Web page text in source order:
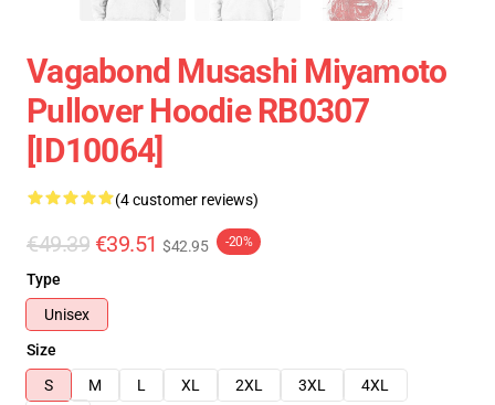
Vagabond Musashi Miyamoto
Pullover Hoodie RB0307
[ID10064]
(4 customer reviews)
€49.39 €39.51 $42.95 -20%
Type
Unisex
Size
S
M L XL 2XL 3XL
4XL